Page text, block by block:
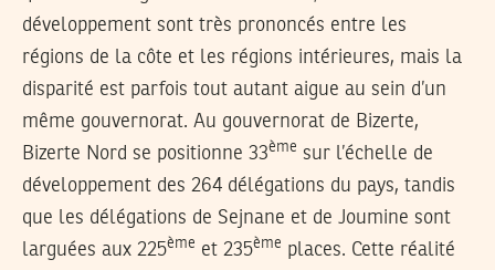
développement sont très prononcés entre les
régions de la côte et les régions intérieures, mais la
disparité est parfois tout autant aigue au sein d’un
même gouvernorat. Au gouvernorat de Bizerte,
Bizerte Nord se positionne 33ème sur l’échelle de
développement des 264 délégations du pays, tandis
que les délégations de Sejnane et de Joumine sont
larguées aux 225ème et 235ème places. Cette réalité